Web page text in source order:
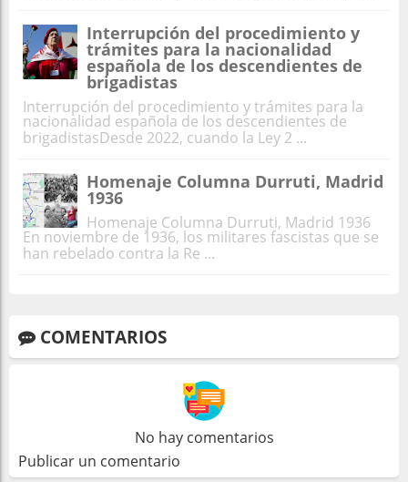
Interrupción del procedimiento y
trámites para la nacionalidad
española de los descendientes de
brigadistas
Interrupción del procedimiento y trámites para la
nacionalidad española de los descendientes de
brigadistasDesde 2022, cuando la Ley 2 ...
Homenaje Columna Durruti, Madrid
1936
Homenaje Columna Durruti, Madrid 1936
En noviembre de 1936, los militares fascistas que se
han rebelado contra la Re ...
COMENTARIOS
No hay comentarios
Publicar un comentario